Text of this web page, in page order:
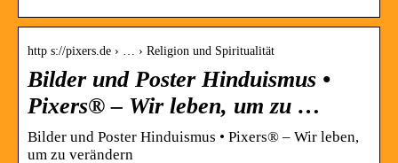
http s://pixers.de › … › Religion und Spiritualität
Bilder und Poster Hinduismus •
Pixers® – Wir leben, um zu …
Bilder und Poster Hinduismus • Pixers® – Wir leben,
um zu verändern